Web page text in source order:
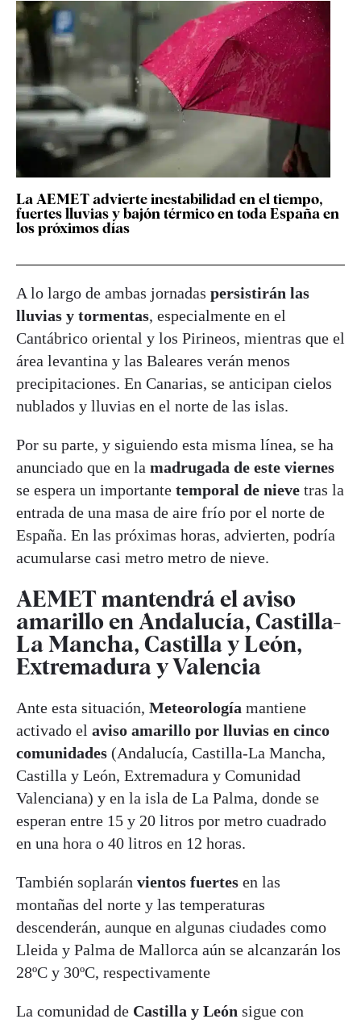
La AEMET advierte inestabilidad en el tiempo,
fuertes lluvias y bajón térmico en toda España en
los próximos días
A lo largo de ambas jornadas persistirán las
lluvias y tormentas, especialmente en el
Cantábrico oriental y los Pirineos, mientras que el
área levantina y las Baleares verán menos
precipitaciones. En Canarias, se anticipan cielos
nublados y lluvias en el norte de las islas.
Por su parte, y siguiendo esta misma línea, se ha
anunciado que en la madrugada de este viernes
se espera un importante temporal de nieve tras la
entrada de una masa de aire frío por el norte de
España. En las próximas horas, advierten, podría
acumularse casi metro metro de nieve.
AEMET mantendrá el aviso
amarillo en Andalucía, Castilla-
La Mancha, Castilla y León,
Extremadura y Valencia
Ante esta situación, Meteorología mantiene
activado el aviso amarillo por lluvias en cinco
comunidades (Andalucía, Castilla-La Mancha,
Castilla y León, Extremadura y Comunidad
Valenciana) y en la isla de La Palma, donde se
esperan entre 15 y 20 litros por metro cuadrado
en una hora o 40 litros en 12 horas.
También soplarán vientos fuertes en las
montañas del norte y las temperaturas
descenderán, aunque en algunas ciudades como
Lleida y Palma de Mallorca aún se alcanzarán los
28ºC y 30ºC, respectivamente
La comunidad de Castilla y León sigue con